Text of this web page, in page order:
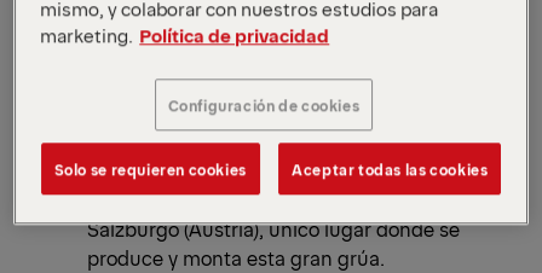
El montaje de dos de los camiones-grúa se
llevó a cabo en el Centro de Montaje de
PALFINGER Ibérica, ubicado en la localidad
de Loeches (Madrid). Por otro lado el
camión VOLVO con la PK 200002L SH, la
grúa hidráulica más grande de PALFINGER,
llego a España procedente desde
Salzburgo (Austria), único lugar donde se
produce y monta esta gran grúa.
mismo, y colaborar con nuestros estudios para
marketing. Política de privacidad
Configuración de cookies
Solo se requieren cookies Aceptar todas las cookies